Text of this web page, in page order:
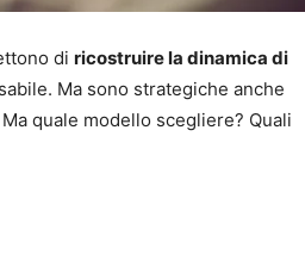
di ricostruire la dinamica di
Ma sono strategiche anche
quale modello scegliere? Quali